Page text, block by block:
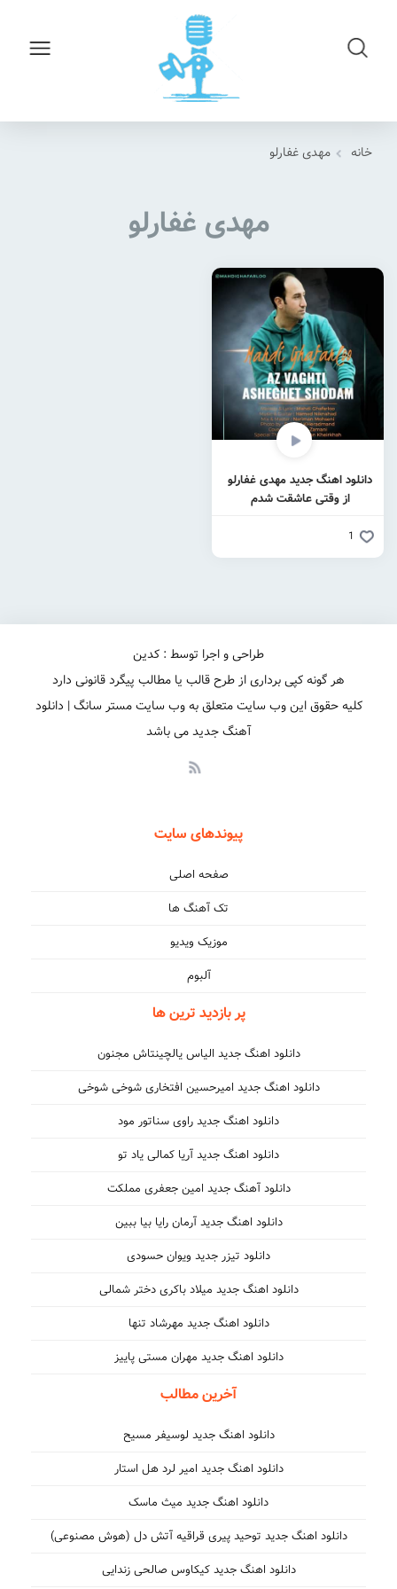
خانه مهدی غفارلو
مهدی غفارلو
دانلود اهنگ جدید مهدی غفارلو
از وقتی عاشقت شدم
1
طراحی و اجرا توسط : کدین
هر گونه کپی برداری از طرح قالب یا مطالب پیگرد قانونی دارد
کلیه حقوق این وب سایت متعلق به وب سایت مستر سانگ | دانلود
آهنگ جدید می باشد
پیوندهای سایت
صفحه اصلی
تک آهنگ ها
موزیک ویدیو
آلبوم
پر بازدید ترین ها
دانلود اهنگ جدید الیاس یالچینتاش مجنون
دانلود اهنگ جدید امیرحسین افتخاری شوخی شوخی
دانلود اهنگ جدید راوی سناتور مود
دانلود اهنگ جدید آریا کمالی یاد تو
دانلود آهنگ جدید امین جعفری مملکت
دانلود اهنگ جدید آرمان رایا بیا ببین
دانلود تیزر جدید ویوان حسودی
دانلود اهنگ جدید میلاد باکری دختر شمالی
دانلود اهنگ جدید مهرشاد تنها
دانلود اهنگ جدید مهران مستی پاییز
آخرین مطالب
دانلود اهنگ جدید لوسیفر مسیح
دانلود اهنگ جدید امیر لرد هل استار
دانلود اهنگ جدید میث ماسک
دانلود اهنگ جدید توحید پیری قراقیه آتش دل (هوش مصنوعی)
دانلود اهنگ جدید کیکاوس صالحی زندایی